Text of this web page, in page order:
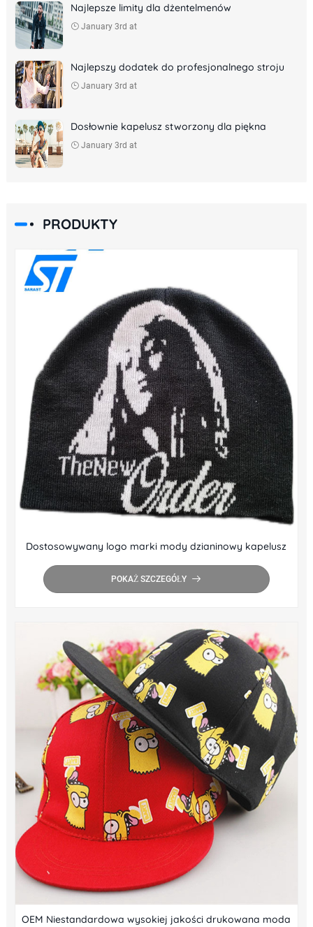
Najlepsze limity dla dżentelmenów
January 3rd at
Najlepszy dodatek do profesjonalnego stroju
January 3rd at
Dosłownie kapelusz stworzony dla piękna
January 3rd at
PRODUKTY
Dostosowywany logo marki mody dzianinowy kapelusz
POKAŻ SZCZEGÓŁY
OEM Niestandardowa wysokiej jakości drukowana moda